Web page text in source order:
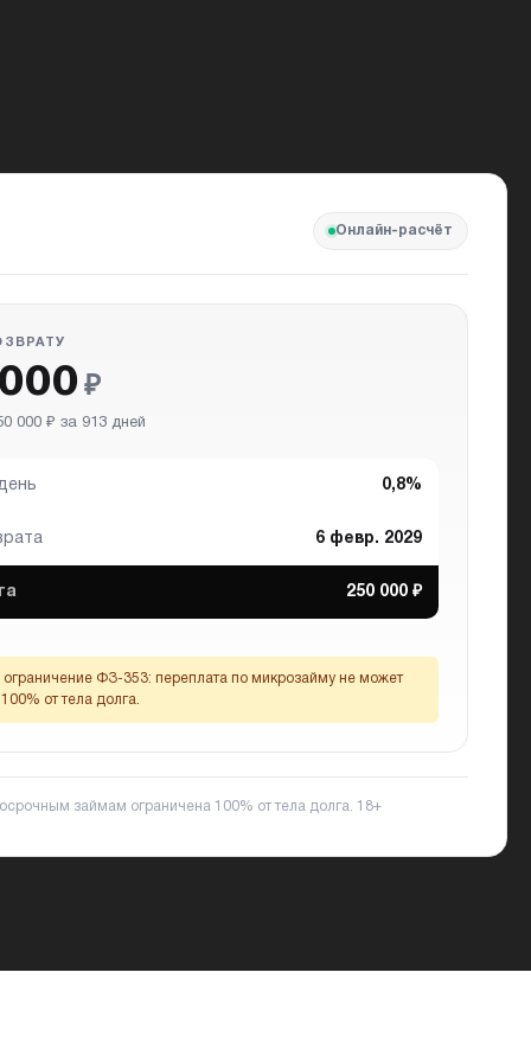
Онлайн-расчёт
₽
000 ₽ за 913 дней
0,8%
6 февр. 2029
250 000 ₽
ограничение ФЗ-353: переплата по микрозайму не может
от тела долга.
займам ограничена 100% от тела долга. 18+